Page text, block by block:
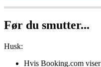
Før du smutter...
Husk:
Hvis Booking.com viser